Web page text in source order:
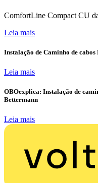
ComfortLine Compact CU
Leia mais
Instalação de Caminho de
Leia mais
OBOexplica: Instalação de
Bettermann
Leia mais